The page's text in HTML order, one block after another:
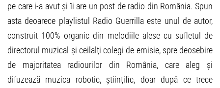
pe care i-a avut și îi are un post de radio din România. Spun
asta deoarece playlistul Radio Guerrilla este unul de autor,
construit 100% organic din melodiile alese cu sufletul de
directorul muzical și ceilalți colegi de emisie, spre deosebire
de majoritatea radiourilor din România, care aleg și
difuzează muzica robotic, științific, doar după ce trece